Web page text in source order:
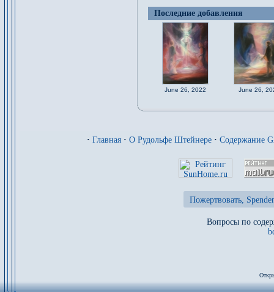
Последние добавления
June 26, 2022 June 26,
· Главная · О Рудольфе Штейнере · Содержание
Пожертвовать,
Вопросы по